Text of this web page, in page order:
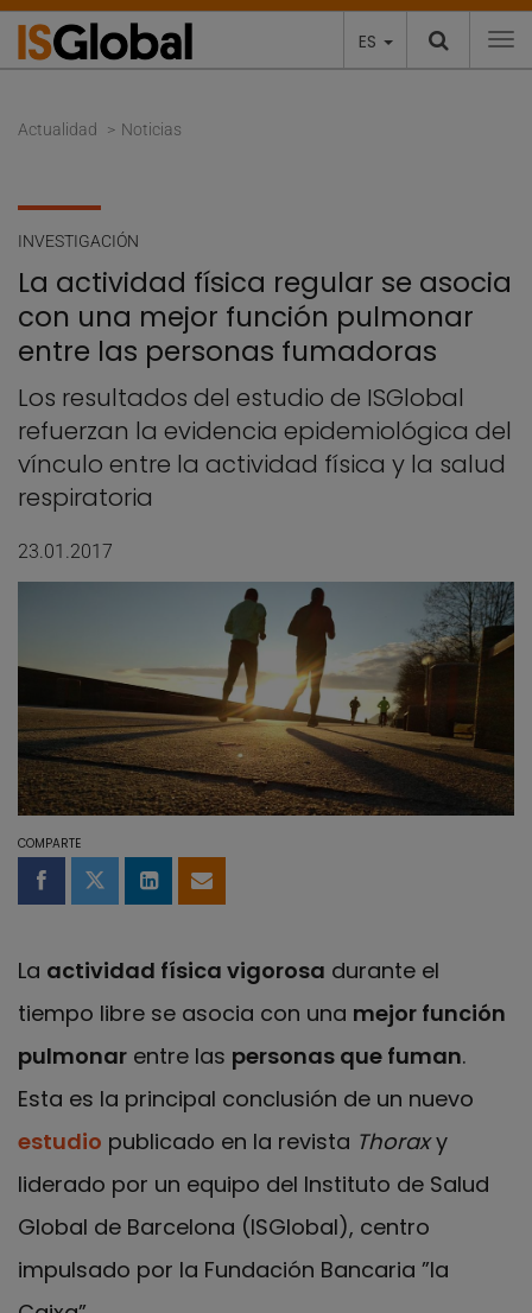
ES
Actualidad Noticias
INVESTIGACIÓN
La actividad física regular se asocia
con una mejor función pulmonar
entre las personas fumadoras
Los resultados del estudio de ISGlobal
refuerzan la evidencia epidemiológica del
vínculo entre la actividad física y la salud
respiratoria
23.01.2017
COMPARTE
Compartir en Facebook
Compartir en Twitter
Compartir en LinkedIn
Compartir por email
La actividad física vigorosa durante el
tiempo libre se asocia con una mejor función
pulmonar entre las personas que fuman.
Esta es la principal conclusión de un nuevo
estudio publicado en la revista Thoraxy
liderado por un equipo del Instituto de Salud
Global de Barcelona (ISGlobal), centro
impulsado por la Fundación Bancaria ”la